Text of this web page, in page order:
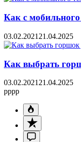
Как с
03.02.2021 21.04.2025
Как выбрать
03.02.2021 21.04.2025
pppp